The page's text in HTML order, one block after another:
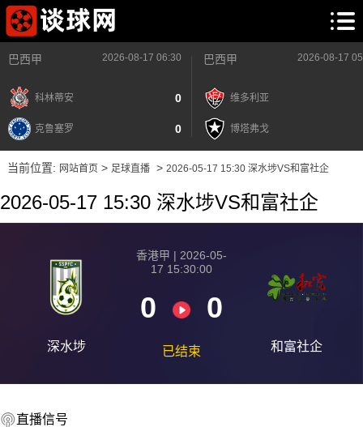
巴西甲 2026-08-17 06:30
科林蒂安 0
克鲁塞罗 0
巴西甲 2026-08-17
维多利亚
博塔弗戈
当前位置: 网站首页> 足球直播> 2026-05-17 15:30 深水埗VS和富社企
2026-05-17 15:30 深水埗VS和富社企
深水埗
香港甲 | 2026-05-
17 15:30:00
0 0
已结束 和富社企
直播信号